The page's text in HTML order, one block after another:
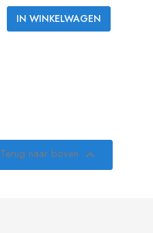
IN WINKELWAGEN
Terug naar boven 